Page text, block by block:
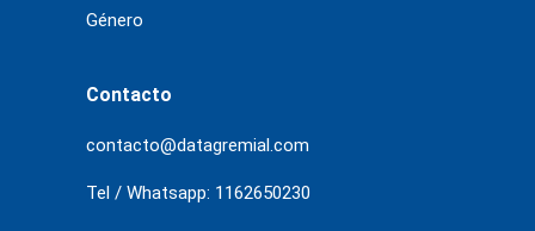
Género
Contacto
contacto@datagremial.com
Tel / Whatsapp: 1162650230